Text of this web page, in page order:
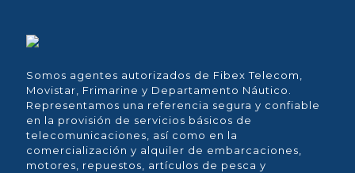
Somos agentes autorizados de Fibex Telecom,
Movistar, Frimarine y Departamento Náutico.
Representamos una referencia segura y confiable
en la provisión de servicios básicos de
telecomunicaciones, así como en la
comercialización y alquiler de embarcaciones,
motores, repuestos, artículos de pesca y